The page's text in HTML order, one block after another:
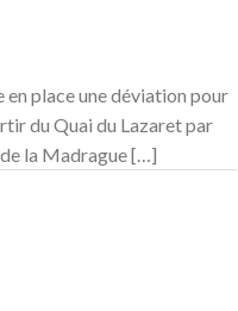
place une déviation pour
du Quai du Lazaret par
la Madrague […]